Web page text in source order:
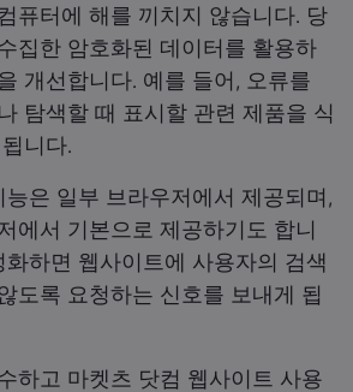
퓨터에 해를 끼치지 않습니다. 당
집한 암호화된 데이터를 활용하
개선합니다. 예를 들어, 오류를
탐색할 때 표시할 관련 제품을 식
니다.
능은 일부 브라우저에서 제공되며,
에서 기본으로 제공하기도 합니
하면 웹사이트에 사용자의 검색
도록 요청하는 신호를 보내게 됩
하고 마켓츠 닷컴 웹사이트 사용